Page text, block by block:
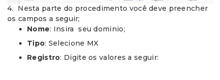
4. Nesta parte do procedimento você deve preencher
os campos a seguir;
Nome: Insira seu dominio;
Tipo: Selecione MX
Registro: Digite os valores a seguir: